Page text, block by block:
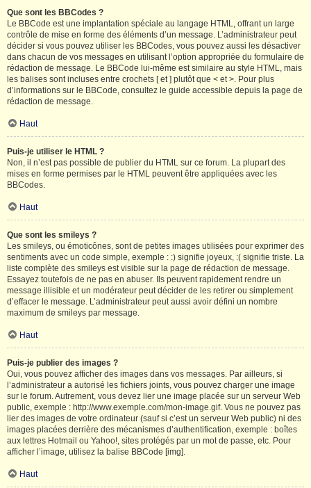
Que sont les BBCodes ?
Le BBCode est une implantation spéciale au langage HTML, offrant un large
contrôle de mise en forme des éléments d’un message. L’administrateur peut
décider si vous pouvez utiliser les BBCodes, vous pouvez aussi les désactiver
dans chacun de vos messages en utilisant l’option appropriée du formulaire de
rédaction de message. Le BBCode lui-même est similaire au style HTML, mais
les balises sont incluses entre crochets [ et ] plutôt que < et >. Pour plus
d’informations sur le BBCode, consultez le guide accessible depuis la page de
rédaction de message.
Haut
Puis-je utiliser le HTML ?
Non, il n’est pas possible de publier du HTML sur ce forum. La plupart des
mises en forme permises par le HTML peuvent être appliquées avec les
BBCodes.
Haut
Que sont les smileys ?
Les smileys, ou émoticônes, sont de petites images utilisées pour exprimer des
sentiments avec un code simple, exemple : :) signifie joyeux, :( signifie triste. La
liste complète des smileys est visible sur la page de rédaction de message.
Essayez toutefois de ne pas en abuser. Ils peuvent rapidement rendre un
message illisible et un modérateur peut décider de les retirer ou simplement
d’effacer le message. L’administrateur peut aussi avoir défini un nombre
maximum de smileys par message.
Haut
Puis-je publier des images ?
Oui, vous pouvez afficher des images dans vos messages. Par ailleurs, si
l’administrateur a autorisé les fichiers joints, vous pouvez charger une image
sur le forum. Autrement, vous devez lier une image placée sur un serveur Web
public, exemple : http://www.exemple.com/mon-image.gif. Vous ne pouvez pas
lier des images de votre ordinateur (sauf si c’est un serveur Web public) ni des
images placées derrière des mécanismes d’authentification, exemple : boîtes
aux lettres Hotmail ou Yahoo!, sites protégés par un mot de passe, etc. Pour
afficher l’image, utilisez la balise BBCode [img].
Haut